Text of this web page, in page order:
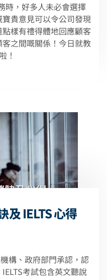
時，好多人未必會選擇
貴意見可以令公司發現
樣有禮得體地回應顧客
之間嘅關係！今日就教
！
及 IELTS 心得
構、政府部門承認，認
考試包含英文聽說